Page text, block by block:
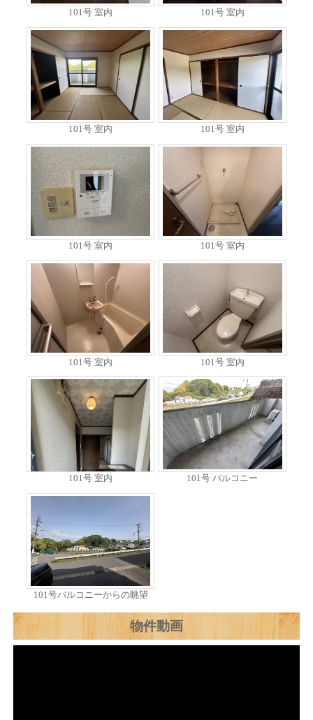
101号 室内 101号 室内
101号 室内 101号 室内
101号 室内 101号 室内
101号 室内 101号 室内
101号 室内 101号 バルコニー
101号バルコニーからの眺望
物件動画